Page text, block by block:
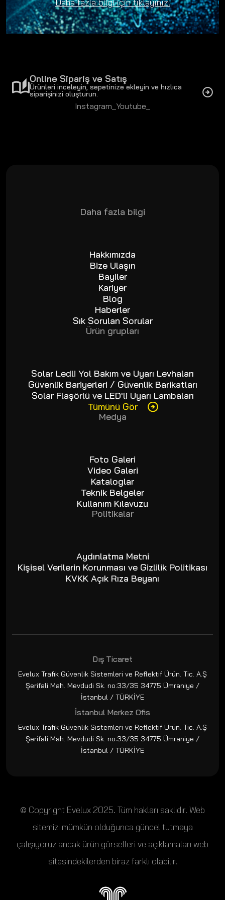
boyunca sergiledik. Standımızı ziyaret eden tüm
misafirlerimize ve iş ortaklarımıza teşekkür ederiz.
Online Sipariş ve Satış
Ürünleri inceleyin, sepetinize ekleyin ve hızlıca
siparişinizi oluşturun.
Instagram_ Youtube_
Daha fazla bilgi
Hakkımızda
Bize Ulaşın
Bayiler
Kariyer
Blog
Haberler
Sık Sorulan Sorular
Ürün grupları
Solar Ledli Yol Bakım ve Uyarı Levhaları
Güvenlik Bariyerleri / Güvenlik Barikatları
Solar Flaşörlü ve LED'li Uyarı Lambaları
Tümünü Gör
Medya
Foto Galeri
Video Galeri
Kataloglar
Teknik Belgeler
Kullanım Kılavuzu
Politikalar
Aydınlatma Metni
Kişisel Verilerin Korunması ve Gizlilik Politikası
KVKK Açık Rıza Beyanı
Dış Ticaret
Evelux Trafik Güvenlik Sistemleri ve Reflektif Ürün. Tic. A.Ş
Şerifali Mah. Mevdudi Sk. no:33/35 34775 Ümraniye /
İstanbul / TÜRKİYE
İstanbul Merkez Ofis
Evelux Trafik Güvenlik Sistemleri ve Reflektif Ürün. Tic. A.Ş
Şerifali Mah. Mevdudi Sk. no:33/35 34775 Ümraniye /
İstanbul / TÜRKİYE
© Copyright Evelux 2025. Tüm hakları saklıdır. Web
sitemizi mümkün olduğunca güncel tutmaya
çalışıyoruz ancak ürün görselleri ve açıklamaları web
sitesindekilerden biraz farklı olabilir.